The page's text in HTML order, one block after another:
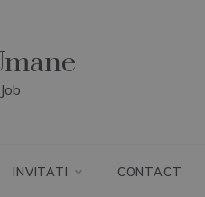
INVITATI CONTACT